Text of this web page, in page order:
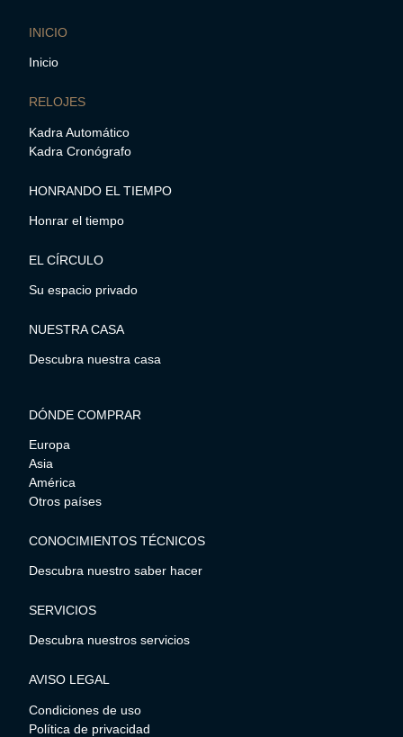
INICIO
Inicio
RELOJES
Kadra Automático
Kadra Cronógrafo
HONRANDO EL TIEMPO
Honrar el tiempo
EL CÍRCULO
Su espacio privado
NUESTRA CASA
Descubra nuestra casa
DÓNDE COMPRAR
Europa
Asia
América
Otros países
CONOCIMIENTOS TÉCNICOS
Descubra nuestro saber hacer
SERVICIOS
Descubra nuestros servicios
AVISO LEGAL
Condiciones de uso
Política de privacidad